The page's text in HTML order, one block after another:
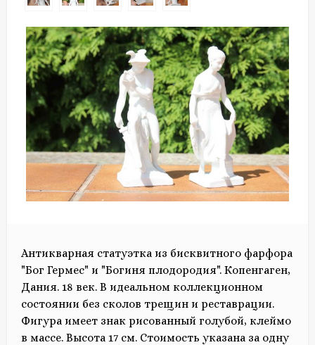
Антикварная статуэтка из бисквитного фарфора
"Бог Гермес" и "Богиня плодородия". Копенгаген,
Дания. 18 век. В идеальном коллекционном
состоянии без сколов трещин и реставрации.
Фигура имеет знак рисованный голубой, клеймо
в массе. Высота 17 см. Стоимость указана за одну